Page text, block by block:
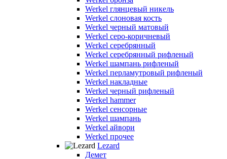
Werkel глянцевый никель
Werkel слоновая кость
Werkel черный матовый
Werkel серо-коричневый
Werkel серебрянный
Werkel серебрянный рифленый
Werkel шампань рифленый
Werkel перламутровый рифленый
Werkel накладные
Werkel черный рифленый
Werkel hammer
Werkel сенсорные
Werkel шампань
Werkel айвори
Werkel прочее
Lezard
Демет